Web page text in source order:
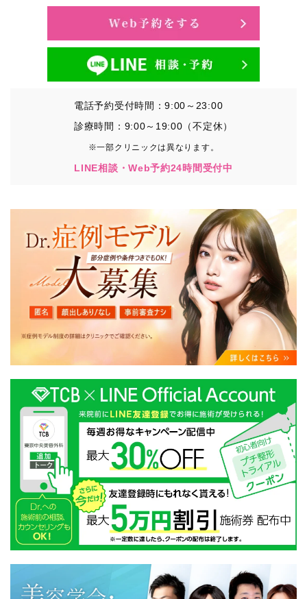
・その他、特定の個人を識別することができる情報
②TCBグループが各種サービスの利用に関連して取得す
日時、閲覧履歴等に関連する情報
（これには、Cookie情報、アクセスログ等の利用状況に
関する情報を含みます。）
③TCBグループが第三者から間接的に収集する情報
患者様の同意を得た上で、以下の情報をパブリックDMP
・患者様の閲覧履歴、端末等の情報
【利用目的】
TCBグループは取得情報を以下の目的で利用いたしま
す。
・クリニックの来院予約、医療サービスの提供、医療関
連商品の販売、アフターケア対応、これらに付随する諸
対応等のサービス提供のため
・医療サービスの提供に関する他の医療機関、検査機関
及び研究機関との連携のため
・サービス向上を目的とした医療サービス・販売する医
療関連商品に関する患者様へのアンケートの送受信及び
これに付随する諸対応のため
・Cookie等の技術を用いたアクセス履歴、閲覧記録等に
関する情報の収集、分析
・閲覧記録等から趣味・嗜好を分析した情報を使用して
の広告に利用するため
・お問い合わせ又はご意見の内容確認及びその対応のた
め
・患者様のサービス利用状況の分析及び症例研究のため
・広告、宣伝、マーケティングのため
電話予約受付時間：9:00～23:00
診療時間：9:00～19:00（不定休）
※一部クリニックは異なります。
LINE相談・Web予約24時間受付中